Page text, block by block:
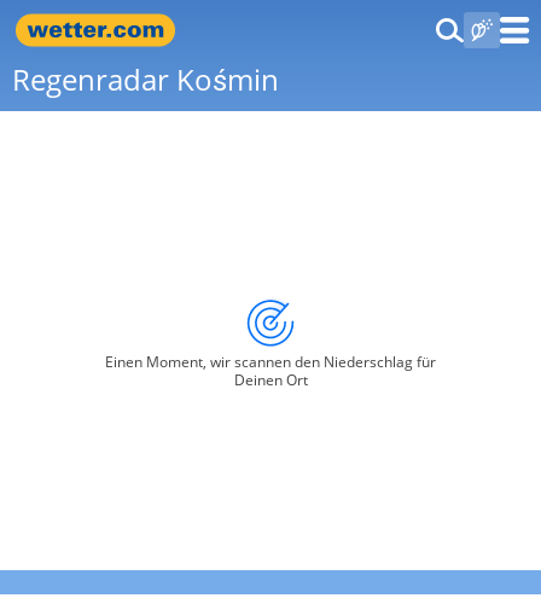
Regenradar Kośmin
Einen Moment, wir scannen den Niederschlag für
Deinen Ort